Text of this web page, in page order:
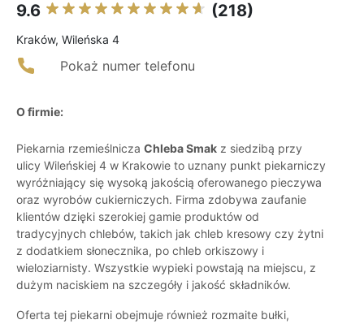
9.6 (218)
Kraków, Wileńska 4
Pokaż numer telefonu
O firmie:
Piekarnia rzemieślnicza Chleba Smak z siedzibą przy
ulicy Wileńskiej 4 w Krakowie to uznany punkt piekarniczy
wyróżniający się wysoką jakością oferowanego pieczywa
oraz wyrobów cukierniczych. Firma zdobywa zaufanie
klientów dzięki szerokiej gamie produktów od
tradycyjnych chlebów, takich jak chleb kresowy czy żytni
z dodatkiem słonecznika, po chleb orkiszowy i
wieloziarnisty. Wszystkie wypieki powstają na miejscu, z
dużym naciskiem na szczegóły i jakość składników.
Oferta tej piekarni obejmuje również rozmaite bułki,